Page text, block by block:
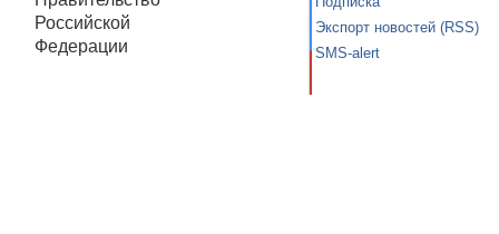
Российской
Федерации
Экспорт новостей (RSS)
SMS-alert